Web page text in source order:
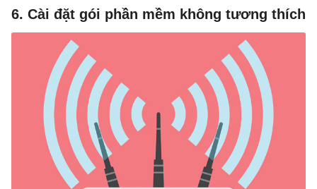
6. Cài đặt gói phần mềm không tương thích